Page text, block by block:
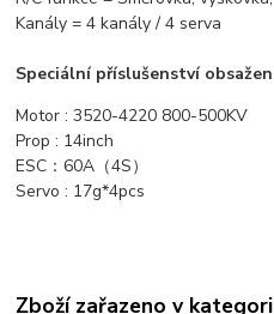
Kanály = 4 kanály / 4 serva
Speciální příslušenství
Motor : 3520-4220 800-500KV
Prop : 14inch
ESC：60A（4S）
Servo : 17g*4pcs
Zboží zařazeno v